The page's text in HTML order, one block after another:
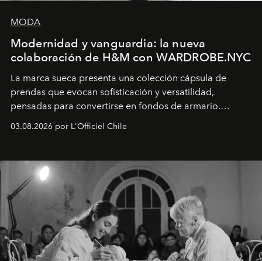
MODA
Modernidad y vanguardia: la nueva
colaboración de H&M con WARDROBE.NYC
La marca sueca presenta una colección cápsula de
prendas que evocan sofisticación y versatilidad,
pensadas para convertirse en fondos de armario.
03.08.2026 por L'Officiel Chile